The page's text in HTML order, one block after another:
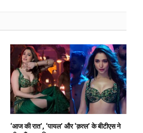
‘आज की रात’, ‘पायल’ और ‘क़त्ल’ के बीटीएस ने